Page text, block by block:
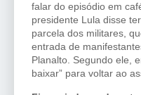
falar do episódio em
presidente Lula disse
parcela dos militares,
entrada de
Planalto. Segundo ele,
baixar” para voltar ao